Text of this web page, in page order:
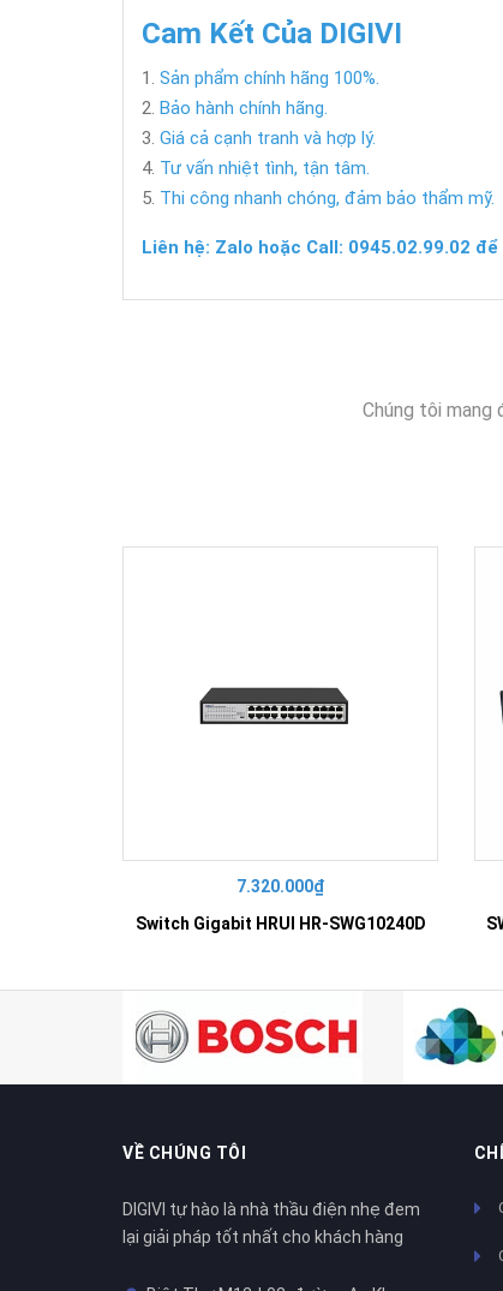
Cam Kết Của DIGIVI
Sản phẩm chính hãng 100%.
Bảo hành chính hãng.
Giá cả cạnh tranh và hợp lý.
Tư vấn nhiệt tình, tận tâm.
Thi công nhanh chóng, đảm bảo thẩm mỹ.
Liên hệ: Zalo hoặc Call: 0945.02.99.02
Chúng tôi mang
7.320.000₫
Switch Gigabit HRUI HR-SWG10240D
VỀ CHÚNG TÔI
DIGIVI tự hào là nhà thầu điện nhẹ đem
lại giải pháp tốt nhất cho khách hàng